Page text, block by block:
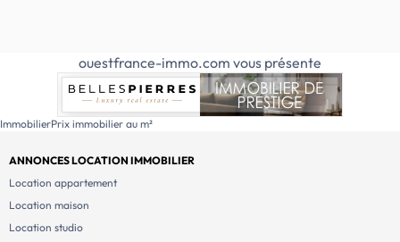
ouestfrance-immo.com vous présente
ImmobilierPrix immobilier au m²
ANNONCES LOCATION IMMOBILIER
Location appartement
Location maison
Location studio